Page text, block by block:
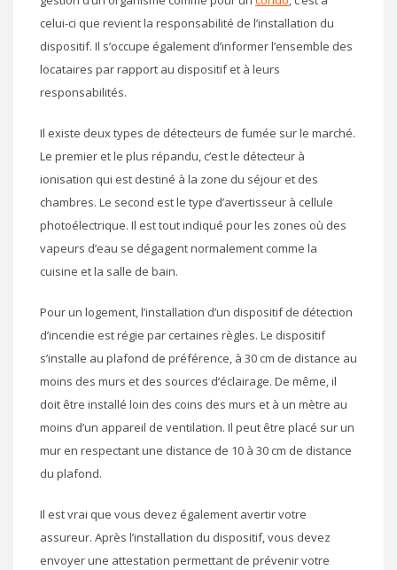
celui-ci que revient la responsabilité de l’installation du
dispositif. Il s’occupe également d’informer l’ensemble des
locataires par rapport au dispositif et à leurs
responsabilités.
Il existe deux types de détecteurs de fumée sur le marché.
Le premier et le plus répandu, c’est le détecteur à
ionisation qui est destiné à la zone du séjour et des
chambres. Le second est le type d’avertisseur à cellule
photoélectrique. Il est tout indiqué pour les zones où des
vapeurs d’eau se dégagent normalement comme la
cuisine et la salle de bain.
Pour un logement, l’installation d’un dispositif de détection
d’incendie est régie par certaines règles. Le dispositif
s’installe au plafond de préférence, à 30 cm de distance au
moins des murs et des sources d’éclairage. De même, il
doit être installé loin des coins des murs et à un mètre au
moins d’un appareil de ventilation. Il peut être placé sur un
mur en respectant une distance de 10 à 30 cm de distance
du plafond.
Il est vrai que vous devez également avertir votre
assureur. Après l’installation du dispositif, vous devez
envoyer une attestation permettant de prévenir votre